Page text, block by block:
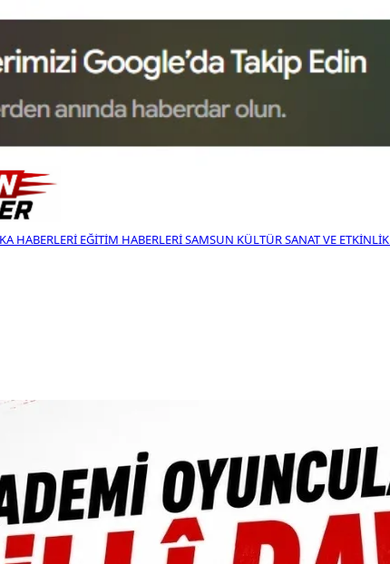
HABERLERI EĞITIM HABERLERISAMSUN KÜLTÜR SANAT VE ETKINLIK